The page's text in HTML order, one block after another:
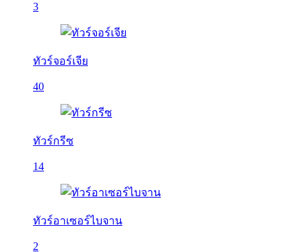
3
ทัวร์จอร์เจีย
40
ทัวร์กรีซ
14
ทัวร์อาเซอร์ไบจาน
2